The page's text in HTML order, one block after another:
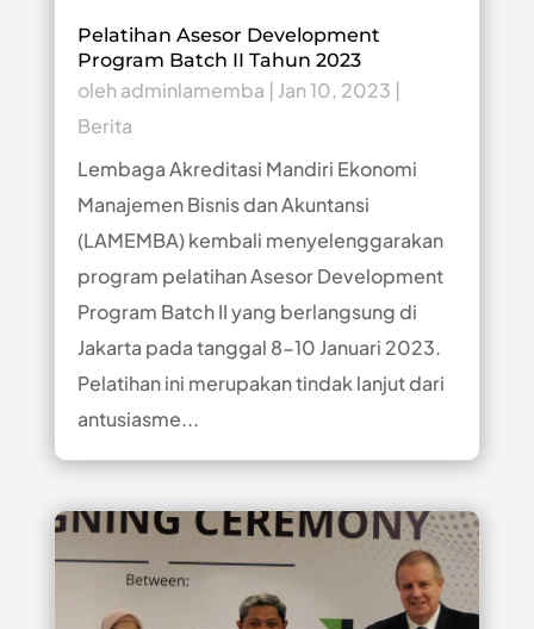
Pelatihan Asesor Development
Program Batch II Tahun 2023
oleh adminlamemba | Jan 10, 2023 |
Berita
Lembaga Akreditasi Mandiri Ekonomi
Manajemen Bisnis dan Akuntansi
(LAMEMBA) kembali menyelenggarakan
program pelatihan Asesor Development
Program Batch II yang berlangsung di
Jakarta pada tanggal 8-10 Januari 2023.
Pelatihan ini merupakan tindak lanjut dari
antusiasme...